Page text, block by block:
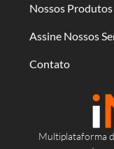
Multiplataforma
Nossos Produtos
Assine Nossos
Contato